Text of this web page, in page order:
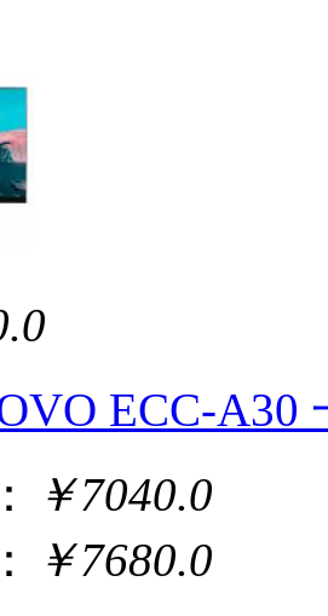
ECC-A30
￥7040.0
￥7680.0